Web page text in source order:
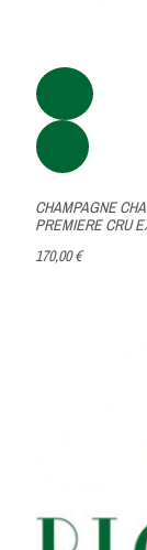
CHAMPAGNE
PREMIERE CRU
170,00 €